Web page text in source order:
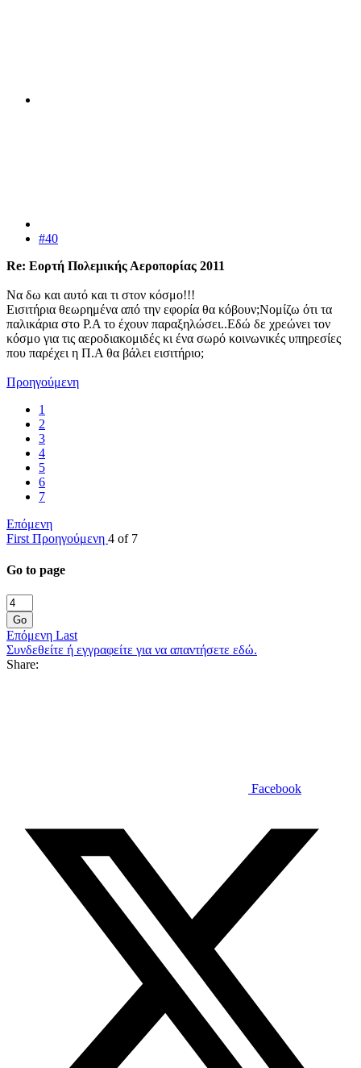
#40
Re: Εορτή Πολεμικής Αεροπορίας 2011
Να δω και αυτό και τι στον κόσμο!!!
Εισιτήρια θεωρημένα από την εφορία θα κόβουν;Νομίζω ότι τα
παλικάρια στο Ρ.Α το έχουν παραξηλώσει..Εδώ δε χρεώνει τον
κόσμο για τις αεροδιακομιδές κι ένα σωρό κοινωνικές υπηρεσίες
που παρέχει η Π.Α θα βάλει εισιτήριο;
Προηγούμενη
1
2
3
4
5
6
7
Επόμενη
First Προηγούμενη 4 of 7
Go to page
Go
Επόμενη Last
Συνδεθείτε ή εγγραφείτε για να απαντήσετε εδώ.
Share:
Facebook